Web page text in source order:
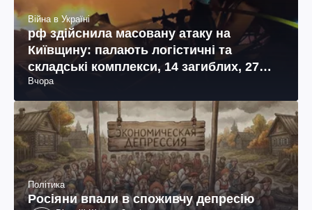
Війна в Україні
рф здійснила масовану атаку на
Київщину: палають логістичні та
складські комплекси, 14 загиблих, 27
поранених (фото, відео)
Вчора
Політика
Росіяни впали в споживчу депресію